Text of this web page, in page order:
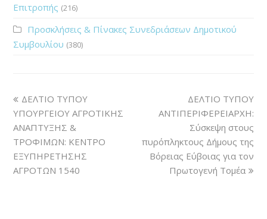
Επιτροπής (216)
Προσκλήσεις & Πίνακες Συνεδριάσεων Δημοτικού
Συμβουλίου (380)
ΔΕΛΤΙΟ ΤΥΠΟΥ
ΥΠΟΥΡΓΕΙΟΥ ΑΓΡΟΤΙΚΗΣ
ΑΝΑΠΤΥΞΗΣ &
ΤΡΟΦΙΜΩΝ: ΚΕΝΤΡΟ
ΕΞΥΠΗΡΕΤΗΣΗΣ
ΑΓΡΟΤΩΝ 1540
ΔΕΛΤΙΟ ΤΥΠΟΥ
ΑΝΤΙΠΕΡΙΦΕΡΕΙΑΡΧΗ:
Σύσκεψη στους
πυρόπληκτους Δήμους της
Βόρειας Εύβοιας για τον
Πρωτογενή Τομέα